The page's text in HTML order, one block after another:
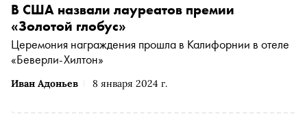
Иван Адоньев 8 января 2024 г.
В США назвали лауреатов премии
«Золотой глобус»
Церемония награждения прошла в Калифорнии в отеле
«Беверли-Хилтон»